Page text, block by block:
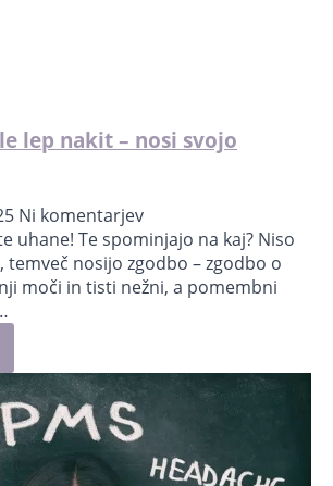
lep nakit – nosi svojo
Ni komentarjev
uhane! Te spominjajo na kaj? Niso
temveč nosijo zgodbo – zgodbo o
moči in tisti nežni, a pomembni